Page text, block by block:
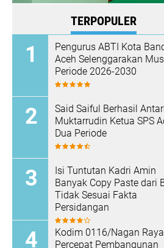
TERPOPULER
Pengurus ABTI Kota
Aceh Selenggarakan
Periode 2026-2030
Said Saiful Berhasil
Muktarrudin Ketua SPS
Dua Periode
Isi Tuntutan Kadri Amin
Banyak Copy Paste dari
Tidak Sesuai Fakta
Persidangan
Kodim 0116/Nagan Raya
Percepat Pembangunan